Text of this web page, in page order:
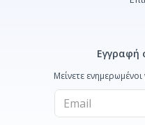
Εγγραφή
Μείνετε